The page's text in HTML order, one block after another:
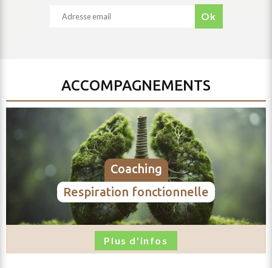
ok
ACCOMPAGNEMENTS
coaching
respiration fonctionnelle
Plus d'infos